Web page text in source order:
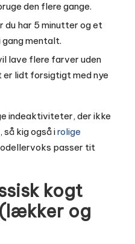
den flere gange.
du har 5 minutter og et
gang mentalt.
lave flere farver uden
er lidt forsigtigt med nye
indeaktiviteter, der ikke
kig også irolige
passer tit
kogt
og